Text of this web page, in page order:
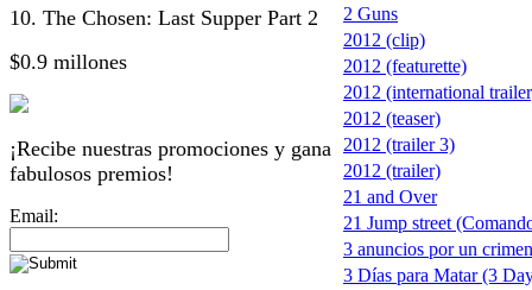
10. The Chosen: Last Supper Part 2
$0.9 millones
¡Recibe nuestras promociones y gana
fabulosos premios!
Email:
2 Guns
2012 (clip)
2012 (featurette)
2012 (international
2012 (teaser)
2012 (trailer 3)
2012 (trailer)
21 and Over
21 Jump street
3 anuncios por un
3 Días para Matar (3